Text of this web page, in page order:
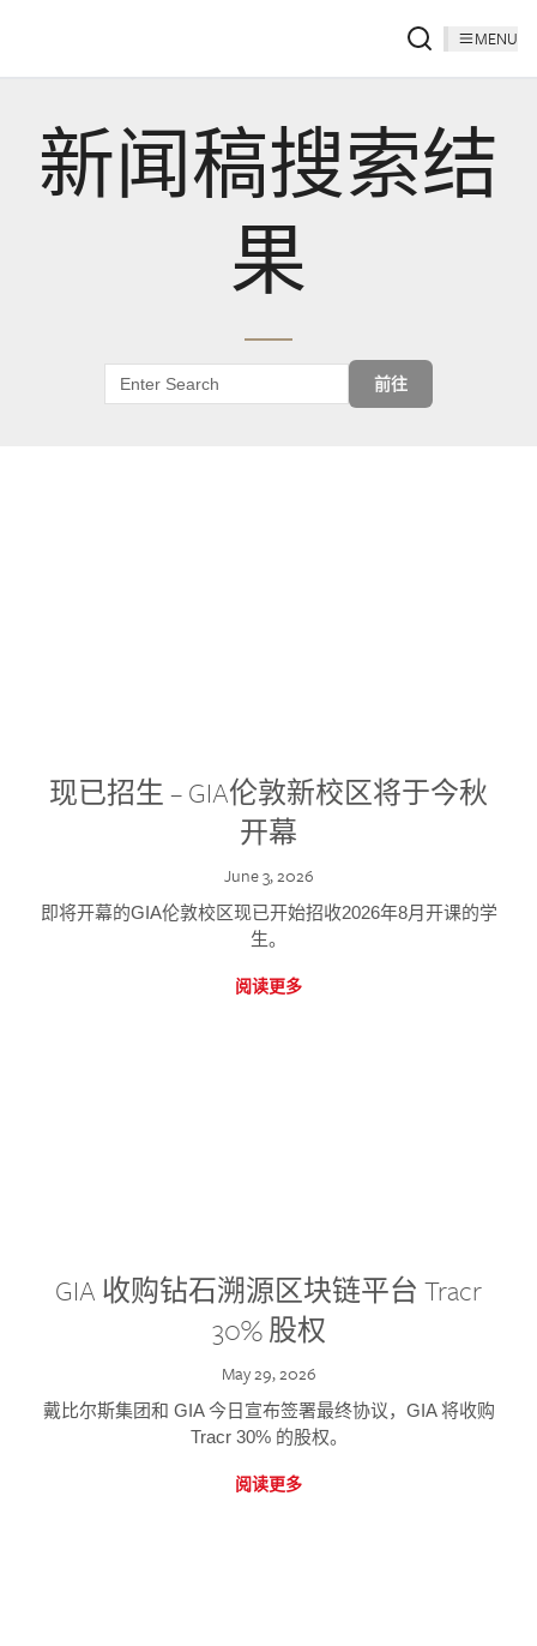
MENU
新闻稿搜索结
果
前往
现已招生 – GIA伦敦新校区将于今秋
开幕
June 3, 2026
即将开幕的GIA伦敦校区现已开始招收2026年8月开课的学
生。
阅读更多
GIA 收购钻石溯源区块链平台 Tracr
30% 股权
May 29, 2026
戴比尔斯集团和 GIA 今日宣布签署最终协议，GIA 将收购
Tracr 30% 的股权。
阅读更多